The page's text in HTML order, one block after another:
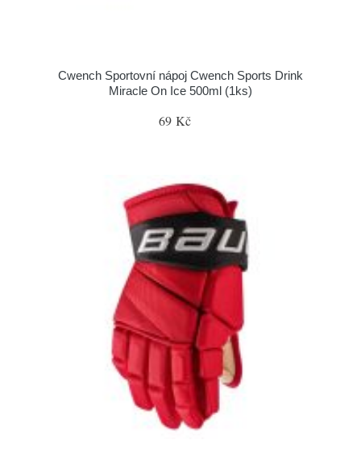
Cwench Sportovní nápoj Cwench Sports Drink
Miracle On Ice 500ml (1ks)
69 Kč